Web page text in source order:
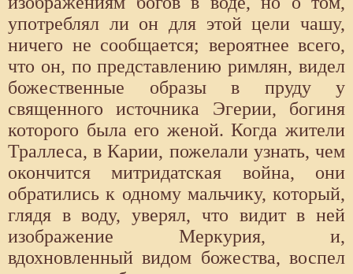
употреблял ли он для этой цели чашу,
ничего не сообщается; вероятнее всего,
что он, по представлению римлян, видел
божественные образы в пруду у
священного источника Эгерии, богиня
которого была его женой. Когда жители
Траллеса, в Карии, пожелали узнать, чем
окончится митридатская война, они
обратились к одному мальчику, который,
глядя в воду, уверял, что видит в ней
изображение Меркурия, и,
вдохновленный видом божества, воспел